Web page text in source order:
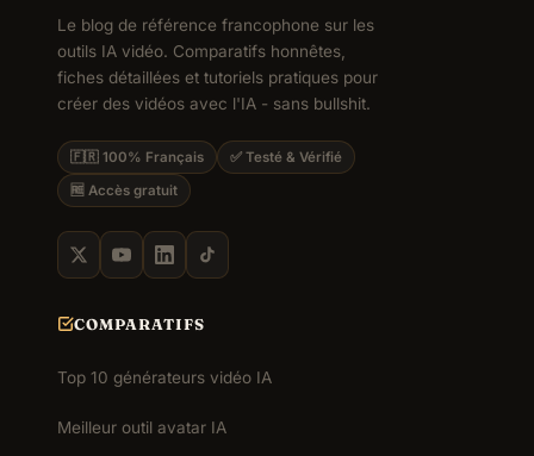
Le blog de référence francophone sur les
outils IA vidéo. Comparatifs honnêtes,
fiches détaillées et tutoriels pratiques pour
créer des vidéos avec l'IA - sans bullshit.
🇫🇷 100% Français
✅ Testé & Vérifié
🆓 Accès gratuit
COMPARATIFS
Top 10 générateurs vidéo IA
Meilleur outil avatar IA